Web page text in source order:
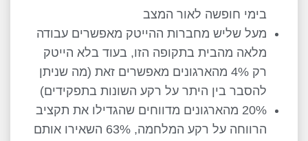
בימי חופשה לאור המצב
מעל שליש מחברות ההייטק מאפשרים עבודה
מלאה מהבית בתקופה הזו, בעוד בלא הייטק
רק 4% מהארגונים מאפשרים זאת (מה שניתן
להסבר בין היתר על רקע השונות בתפקידים)
20% מהארגונים מדווחים שהגדילו את תקציב
הרווחה על רקע המלחמה, 63% השאירו אותם